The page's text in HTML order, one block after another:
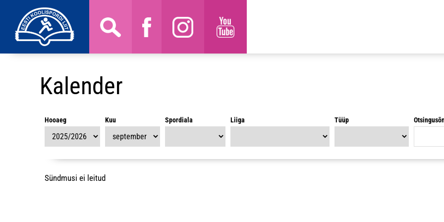
Kalender
Hooaeg Kuu Spordiala Liiga Tüüp
Sündmusi ei leitud